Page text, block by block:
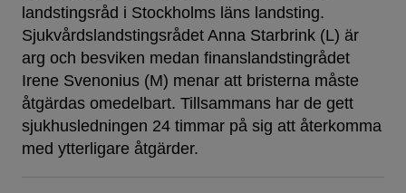
landstingsråd i Stockholms läns landsting.
Sjukvårdslandstingsrådet Anna Starbrink (L) är
arg och besviken medan finanslandstingrådet
Irene Svenonius (M) menar att bristerna måste
åtgärdas omedelbart. Tillsammans har de gett
sjukhusledningen 24 timmar på sig att återkomma
med ytterligare åtgärder.